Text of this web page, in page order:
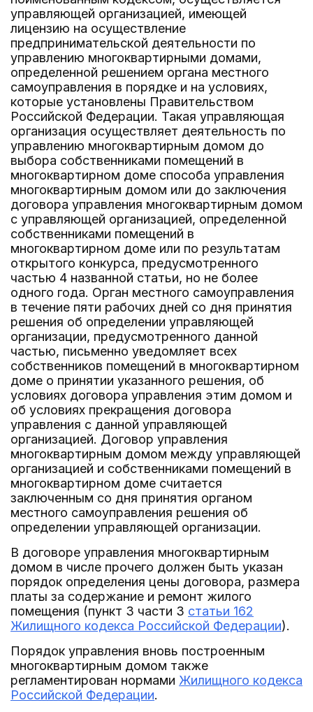
управляющей организацией, имеющей
лицензию на осуществление
предпринимательской деятельности по
управлению многоквартирными домами,
определенной решением органа местного
самоуправления в порядке и на условиях,
которые установлены Правительством
Российской Федерации. Такая управляющая
организация осуществляет деятельность по
управлению многоквартирным домом до
выбора собственниками помещений в
многоквартирном доме способа управления
многоквартирным домом или до заключения
договора управления многоквартирным домом
с управляющей организацией, определенной
собственниками помещений в
многоквартирном доме или по результатам
открытого конкурса, предусмотренного
частью 4 названной статьи, но не более
одного года. Орган местного самоуправления
в течение пяти рабочих дней со дня принятия
решения об определении управляющей
организации, предусмотренного данной
частью, письменно уведомляет всех
собственников помещений в многоквартирном
доме о принятии указанного решения, об
условиях договора управления этим домом и
об условиях прекращения договора
управления с данной управляющей
организацией. Договор управления
многоквартирным домом между управляющей
организацией и собственниками помещений в
многоквартирном доме считается
заключенным со дня принятия органом
местного самоуправления решения об
определении управляющей организации.
В договоре управления многоквартирным
домом в числе прочего должен быть указан
порядок определения цены договора, размера
платы за содержание и ремонт жилого
помещения (пункт 3 части 3 статьи 162
Жилищного кодекса Российской Федерации).
Порядок управления вновь построенным
многоквартирным домом также
регламентирован нормами Жилищного кодекса
Российской Федерации.